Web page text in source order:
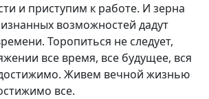
и приступим к работе. И зерна
возможностей дадут
Торопиться не следует,
все время, все будущее, вся
Живем вечной жизнью
все.